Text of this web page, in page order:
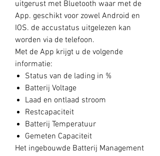
uitgerust met Bluetooth waar met de
App. geschikt voor zowel Android en
IOS. de accustatus uitgelezen kan
worden via de telefoon.
Met de App krijgt u de volgende
informatie:
Status van de lading in %
Batterij Voltage
Laad en ontlaad stroom
Restcapaciteit
Batterij Temperatuur
Gemeten Capaciteit
Het ingebouwde Batterij Management